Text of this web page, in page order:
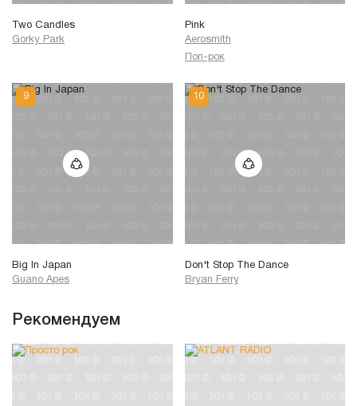
Two Candles
Gorky Park
Pink
Aerosmith
Поп-рок
Big In Japan
Guano Apes
Don't Stop The Dance
Bryan Ferry
Рекомендуем